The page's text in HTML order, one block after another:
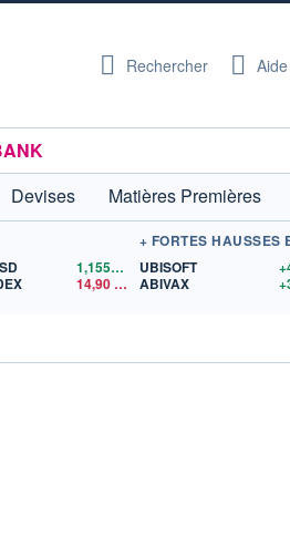
Rechercher Aide
Devises Matières Premières
1,1559$US
14,90
+ FORTES HAUSSES
UBISOFT
ABIVAX